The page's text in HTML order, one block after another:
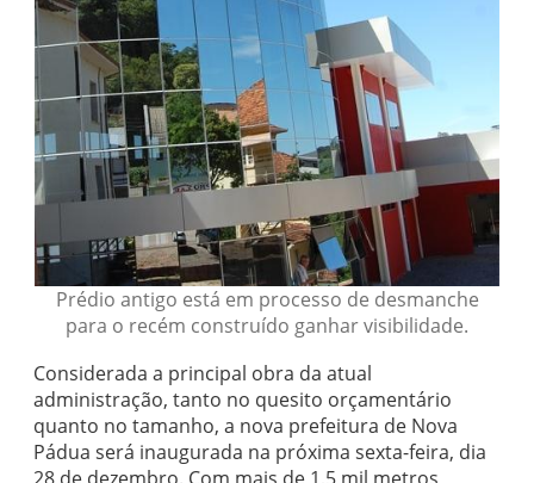
Prédio antigo está em processo de desmanche
para o recém construído ganhar visibilidade.
Considerada a principal obra da atual
administração, tanto no quesito orçamentário
quanto no tamanho, a nova prefeitura de Nova
Pádua será inaugurada na próxima sexta-feira, dia